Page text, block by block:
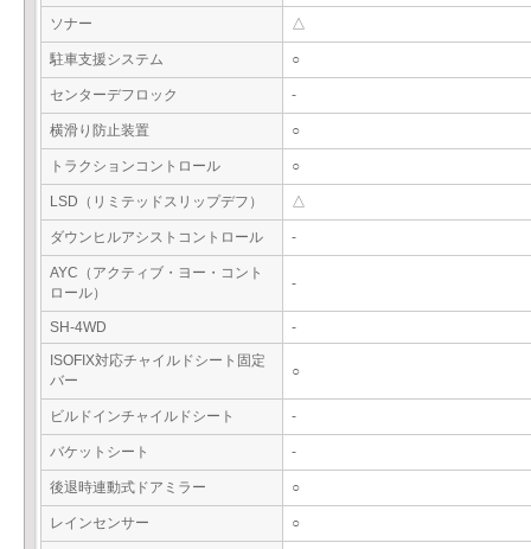
ソナー △
駐車支援システム ○
センターデフロック -
横滑り防止装置 ○
トラクションコントロール ○
LSD（リミテッドスリップデフ） △
ダウンヒルアシストコントロール -
AYC（アクティブ・ヨー・コント
ロール）
-
SH-4WD
-
ISOFIX対応チャイルドシート固定
バー
○
ビルドインチャイルドシート -
バケットシート -
後退時連動式ドアミラー ○
レインセンサー ○